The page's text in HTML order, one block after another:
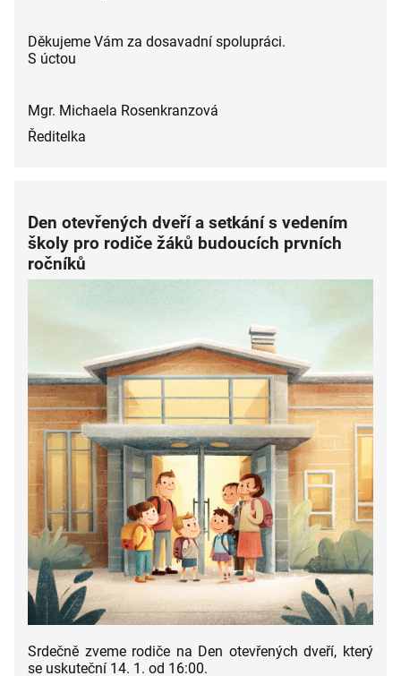
Děkujeme Vám za dosavadní spolupráci.
S úctou
Mgr. Michaela Rosenkranzová
Ředitelka
Den otevřených dveří a setkání s vedením
školy pro rodiče žáků budoucích prvních
ročníků
Srdečně zveme rodiče na Den otevřených dveří, který
se uskuteční 14. 1. od 16:00.